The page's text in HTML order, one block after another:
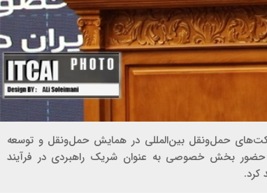
حمل‌ونقل بین‌المللی در همایش حمل‌ونقل و توسعه
حضور بخش خصوصی به عنوان شریک راهبردی در فرآیند
کرد.